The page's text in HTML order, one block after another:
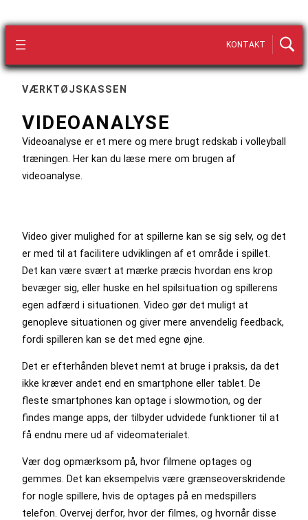
KONTAKT
VÆRKTØJSKASSEN
VIDEOANALYSE
Videoanalyse er et mere og mere brugt redskab i volleyball
træningen. Her kan du læse mere om brugen af
videoanalyse.
Video giver mulighed for at spillerne kan se sig selv, og det
er med til at facilitere udviklingen af et område i spillet.
Det kan være svært at mærke præcis hvordan ens krop
bevæger sig, eller huske en hel spilsituation og spillerens
egen adfærd i situationen. Video gør det muligt at
genopleve situationen og giver mere anvendelig feedback,
fordi spilleren kan se det med egne øjne.
Det er efterhånden blevet nemt at bruge i praksis, da det
ikke kræver andet end en smartphone eller tablet. De
fleste smartphones kan optage i slowmotion, og der
findes mange apps, der tilbyder udvidede funktioner til at
få endnu mere ud af videomaterialet.
Vær dog opmærksom på, hvor filmene optages og
gemmes. Det kan eksempelvis være grænseoverskridende
for nogle spillere, hvis de optages på en medspillers
telefon. Overvej derfor, hvor der filmes, og hvornår disse